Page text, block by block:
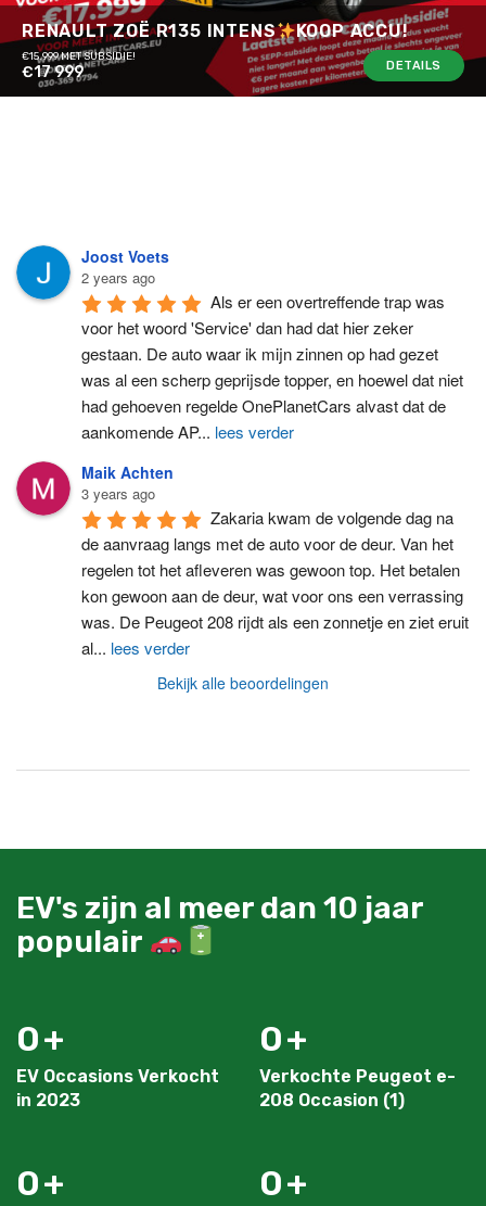
RENAULT ZOË R135 INTENS KOOP ACCU!
€15.999 MET SUBSIDIE!
€17 999 DETAILS
Joost Voets
2 years ago
Als er een overtreffende trap was
voor het woord 'Service' dan had dat hier zeker
gestaan. De auto waar ik mijn zinnen op had gezet
was al een scherp geprijsde topper, en hoewel dat niet
had gehoeven regelde OnePlanetCars alvast dat de
aankomende AP... lees verder
Maik Achten
3 years ago
Zakaria kwam de volgende dag na
de aanvraag langs met de auto voor de deur. Van het
regelen tot het afleveren was gewoon top. Het betalen
kon gewoon aan de deur, wat voor ons een verrassing
was. De Peugeot 208 rijdt als een zonnetje en ziet eruit
al... lees verder
Bekijk alle beoordelingen
EV's zijn al meer dan 10 jaar
populair
0
EV Occasions Verkocht
in 2023
0
Verkochte Peugeot e-
208 Occasion (1)
0 0